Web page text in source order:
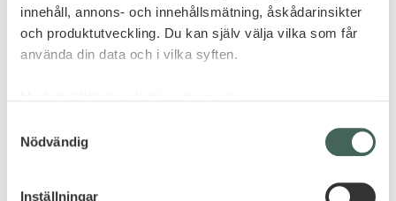
innehåll, annons- och innehållsmätning, åskådarinsikter
och produktutveckling. Du kan själv välja vilka som får
använda din data och i vilka syften.
som kan ha en noggrannhet på upp till flera meter
Nödvändig
Inställningar